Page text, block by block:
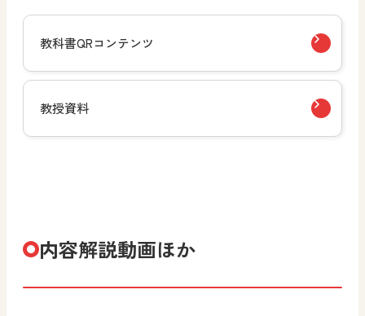
教科書QRコンテンツ
教授資料
内容解説動画ほか